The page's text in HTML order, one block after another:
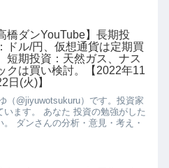
橋ダンYouTube】長期投
ドル/円、仮想通貨は定期買
短期投資：天然ガス、ナス
クは買い検討。【2022年11
日(火)】
（@jiyuwotsukuru）です。投資家
ます。 あなた 投資の勉強がした
ダンさんの分析・意見・考え・